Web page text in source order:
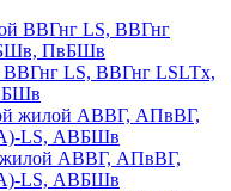
ВВГнг LS, ВВГнг LSLTx,
жилой АВВГ, АПвВГ,
LS, АВБШв